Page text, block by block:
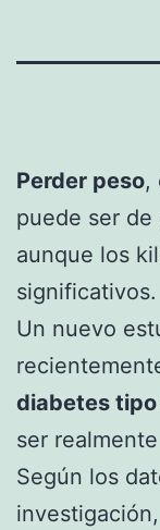
Perder peso,
puede ser de
aunque los
significativos.
Un nuevo
diabetes tipo
ser
Según los